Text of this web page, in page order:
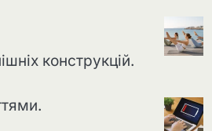
конструкцій.